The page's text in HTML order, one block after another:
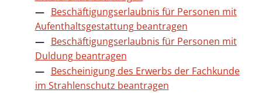
Beschäftigungserlaubnis für Personen mit
Aufenthaltsgestattung beantragen
Beschäftigungserlaubnis für Personen mit
Duldung beantragen
Bescheinigung des Erwerbs der Fachkunde
im Strahlenschutz beantragen